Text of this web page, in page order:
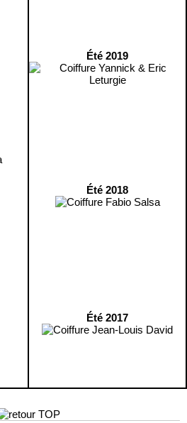
Été 2019
Été 2018
Été 2017